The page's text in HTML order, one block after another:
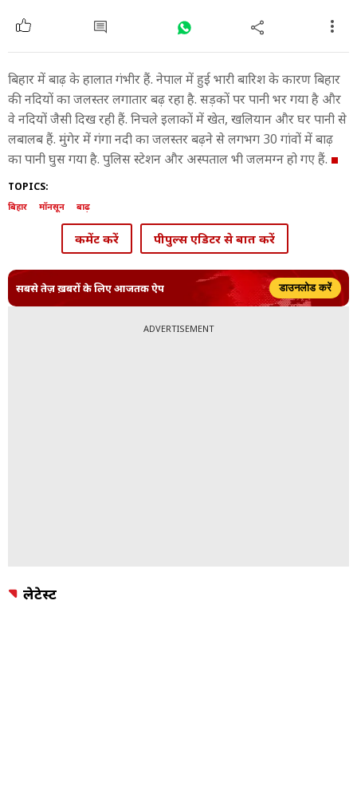
बिहार में बाढ़ के हालात गंभीर हैं. नेपाल में हुई भारी बारिश के कारण बिहार
की नदियों का जलस्तर लगातार बढ़ रहा है. सड़कों पर पानी भर गया है और
वे नदियों जैसी दिख रही हैं. निचले इलाकों में खेत, खलियान और घर पानी से
लबालब हैं. मुंगेर में गंगा नदी का जलस्तर बढ़ने से लगभग 30 गांवों में बाढ़
का पानी घुस गया है. पुलिस स्टेशन और अस्पताल भी जलमग्न हो गए हैं.
TOPICS:
बिहार मॉनसून बाढ़
कमेंट करें पीपुल्स एडिटर से बात करें
सबसे तेज़ ख़बरों के लिए आजतक ऐप डाउनलोड करें
ADVERTISEMENT
लेटेस्ट